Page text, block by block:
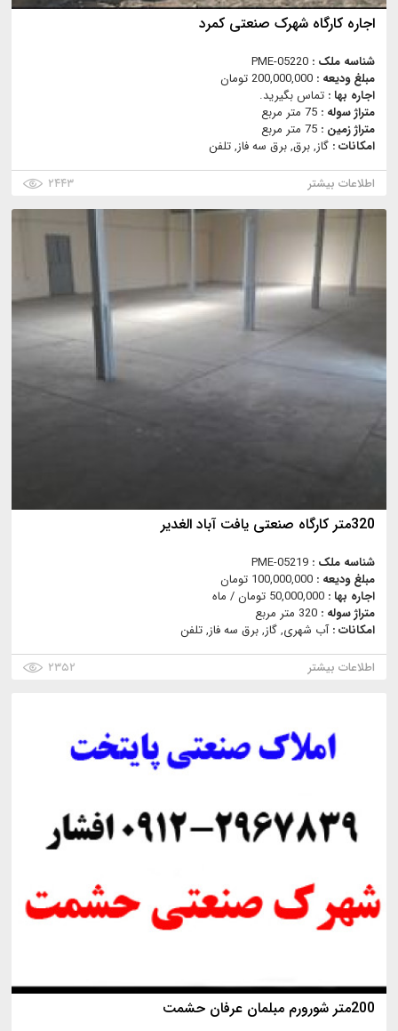
اجاره کارگاه شهرک صنعتی کمرد
شناسه ملک : PME-05220
مبلغ ودیعه : 200,000,000 تومان
اجاره بها : تماس بگیرید.
متراژ سوله : 75 متر مربع
متراژ زمین : 75 متر مربع
امکانات : گاز, برق, برق سه فاز, تلفن
اطلاعات بیشتر
۲۴۴۳
320متر کارگاه صنعتی یافت آباد الغدیر
شناسه ملک : PME-05219
مبلغ ودیعه : 100,000,000 تومان
اجاره بها : 50,000,000 تومان / ماه
متراژ سوله : 320 متر مربع
امکانات :آب شهری, گاز, برق سه فاز, تلفن
اطلاعات بیشتر
۲۳۵۲
200متر شورورم مبلمان عرفان حشمت